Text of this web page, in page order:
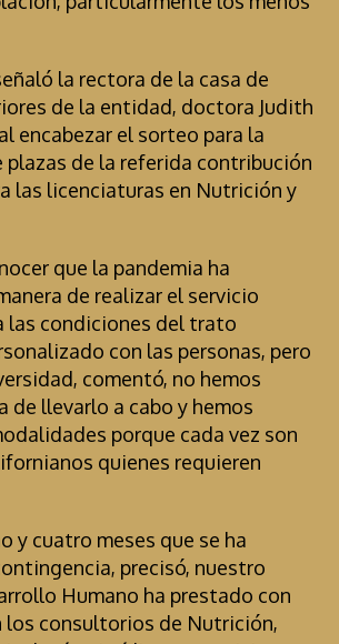
la rectora de la casa de
de la entidad, doctora Judith
encabezar el sorteo para la
de la referida contribución
las licenciaturas en Nutrición y
que la pandemia ha
de realizar el servicio
las condiciones del trato
con las personas, pero
comentó, no hemos
de llevarlo a cabo y hemos
porque cada vez son
quienes requieren
y cuatro meses que se ha
precisó, nuestro
Humano ha prestado con
los consultorios de Nutrición,